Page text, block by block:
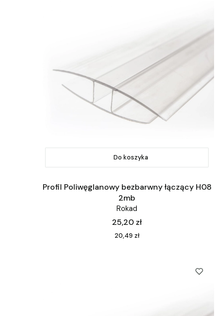
Do koszyka
Profil Poliwęglanowy bezbarwny łączący H08
2mb
Rokad
Cena
25,20 zł
Cena
20,49 zł